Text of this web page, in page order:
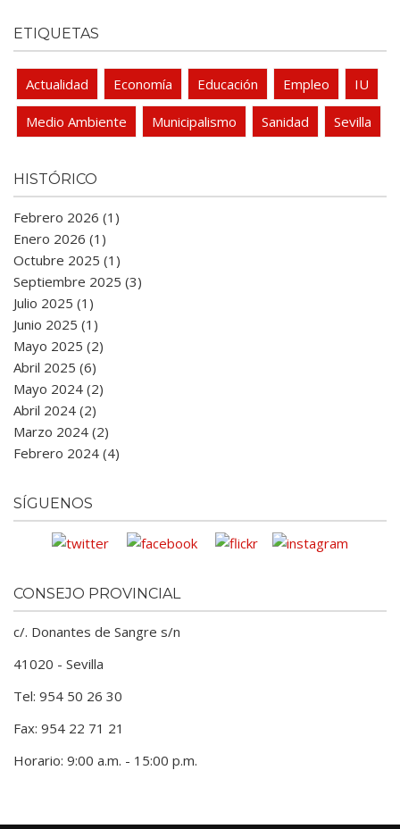
ETIQUETAS
Actualidad Economía Educación Empleo IU
Medio Ambiente Municipalismo Sanidad Sevilla
HISTÓRICO
Febrero 2026 (1)
Enero 2026 (1)
Octubre 2025 (1)
Septiembre 2025 (3)
Julio 2025 (1)
Junio 2025 (1)
Mayo 2025 (2)
Abril 2025 (6)
Mayo 2024 (2)
Abril 2024 (2)
Marzo 2024 (2)
Febrero 2024 (4)
SÍGUENOS
CONSEJO PROVINCIAL
c/. Donantes de Sangre s/n
41020 - Sevilla
Tel: 954 50 26 30
Fax: 954 22 71 21
Horario: 9:00 a.m. - 15:00 p.m.